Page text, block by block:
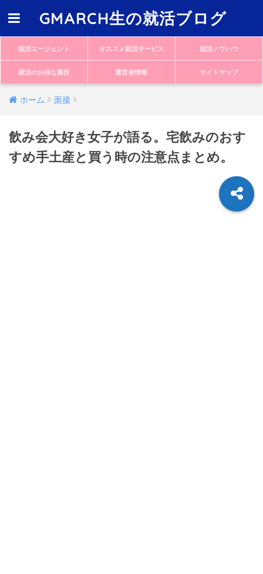
GMARCH生の就活ブログ
就活エージェント オススメ就活サービス 就活ノウハウ
就活のお得な裏技 運営者情報 サイトマップ
ホーム 面接
飲み会大好き女子が語る。宅飲みのおす
すめ手土産と買う時の注意点まとめ。